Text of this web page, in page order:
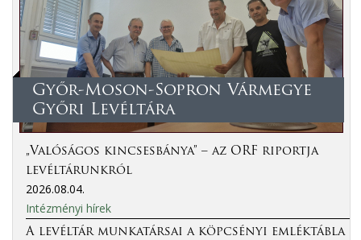
Győr-Moson-Sopron Vármegye
Győri Levéltára
„Valóságos kincsesbánya” – az ORF riportja
levéltárunkról
2026.08.04.
Intézményi hírek
A levéltár munkatársai a köpcsényi emléktábla